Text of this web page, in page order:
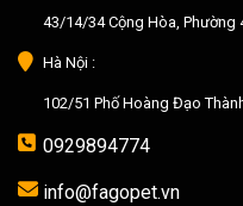
43/14/34 Cộng Hòa, Phường
Hà Nội :
102/51 Phố Hoàng Đạo
0929894774
info@fagopet.vn